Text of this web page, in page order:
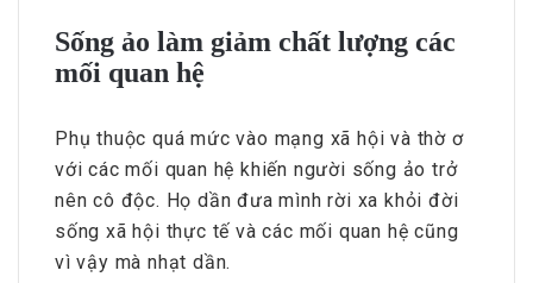
Sống ảo làm giảm chất lượng các
mối quan hệ
Phụ thuộc quá mức vào mạng xã hội và thờ ơ
với các mối quan hệ khiến người sống ảo trở
nên cô độc. Họ dần đưa mình rời xa khỏi đời
sống xã hội thực tế và các mối quan hệ cũng
vì vậy mà nhạt dần.